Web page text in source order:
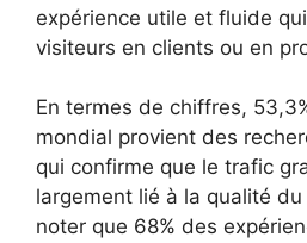
expérience utile et fluide
visiteurs en clients ou en
En termes de chiffres,
mondial provient des
qui confirme que le trafic
largement lié à la qualité du
noter que 68% des